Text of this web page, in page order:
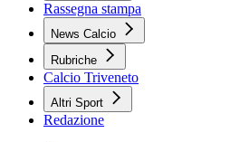
Rassegna stampa
News Calcio
Rubriche
Calcio Triveneto
Altri Sport
Redazione